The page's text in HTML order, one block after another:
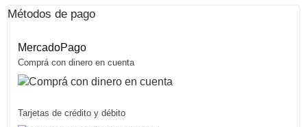
Métodos de pago
MercadoPago
Comprá con dinero en cuenta
Tarjetas de crédito y débito